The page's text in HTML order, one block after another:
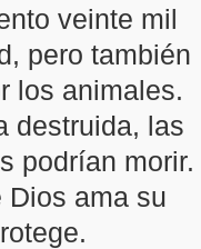
veinte mil
pero también
los animales.
destruida, las
podrían morir.
Dios ama su